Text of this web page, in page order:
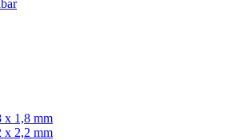
x 1,8 mm
x 2,2 mm